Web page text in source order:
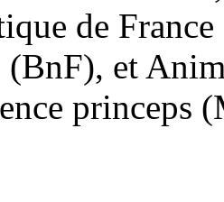
de
(BnF), et
princeps